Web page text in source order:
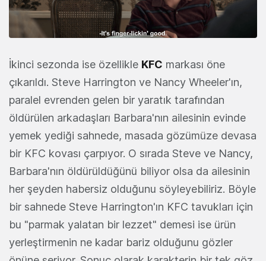
İkinci sezonda ise özellikle KFC markası öne
çıkarıldı. Steve Harrington ve Nancy Wheeler'ın,
paralel evrenden gelen bir yaratık tarafından
öldürülen arkadaşları Barbara'nın ailesinin evinde
yemek yediği sahnede, masada gözümüze devasa
bir KFC kovası çarpıyor. O sırada Steve ve Nancy,
Barbara'nın öldürüldüğünü biliyor olsa da ailesinin
her şeyden habersiz olduğunu söyleyebiliriz. Böyle
bir sahnede Steve Harrington'ın KFC tavukları için
bu "parmak yalatan bir lezzet" demesi ise ürün
yerleştirmenin ne kadar bariz olduğunu gözler